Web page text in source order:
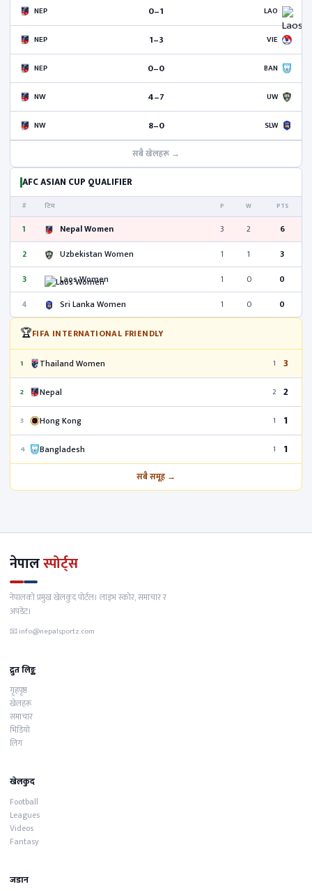
NEP 0–1 LAO
NEP 1–3 VIE
NEP 0–0 BAN
NW 4–7 UW
NW 8–0 SLW
सबै खेलहरू →
AFC ASIAN CUP QUALIFIER
# टिम P W PTS
1 Nepal Women 3 2
6
2
Uzbekistan Women 1 1
3
3
Laos Women 1 0
0
4
Sri Lanka Women 1 0 0
🏆FIFA INTERNATIONAL FRIENDLY
1 Thailand Women 1 3
2 Nepal 2 2
3 Hong Kong 1 1
4 Bangladesh 1 1
सबै समूह →
नेपालस्पोर्ट्स
नेपालको प्रमुख खेलकुद पोर्टल। लाइभ स्कोर, समाचार र
अपडेट।
📧info@nepalsportz.com
द्रुत लिङ्क
गृहपृष्ठ
खेलहरू
समाचार
भिडियो
लिग
खेलकुद
Football
Leagues
Videos
Fantasy
जडान